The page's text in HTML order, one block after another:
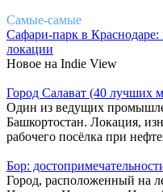
Самые-самые
Сафари-парк в Краснодаре:
локации
Новое на Indie View
Город Салават (40 лучших
Один из ведущих
Башкортостан. Локация,
рабочего посёлка при
Бор:
Город, расположенный на